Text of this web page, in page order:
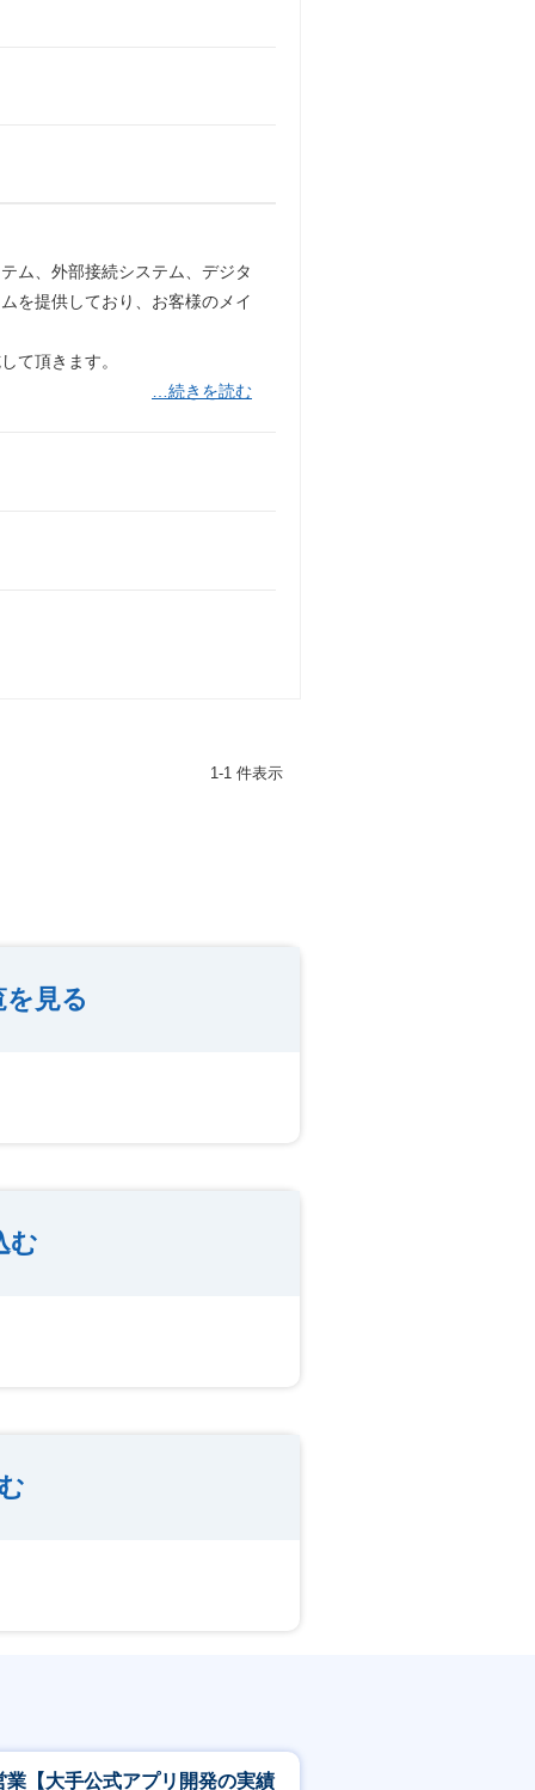
ム、外部接続システム、デジタ
を提供しており、お客様のメイ
て頂きます。
…続きを読む
1-1 件表示
見る
む
業【大手公式アプリ開発の実績